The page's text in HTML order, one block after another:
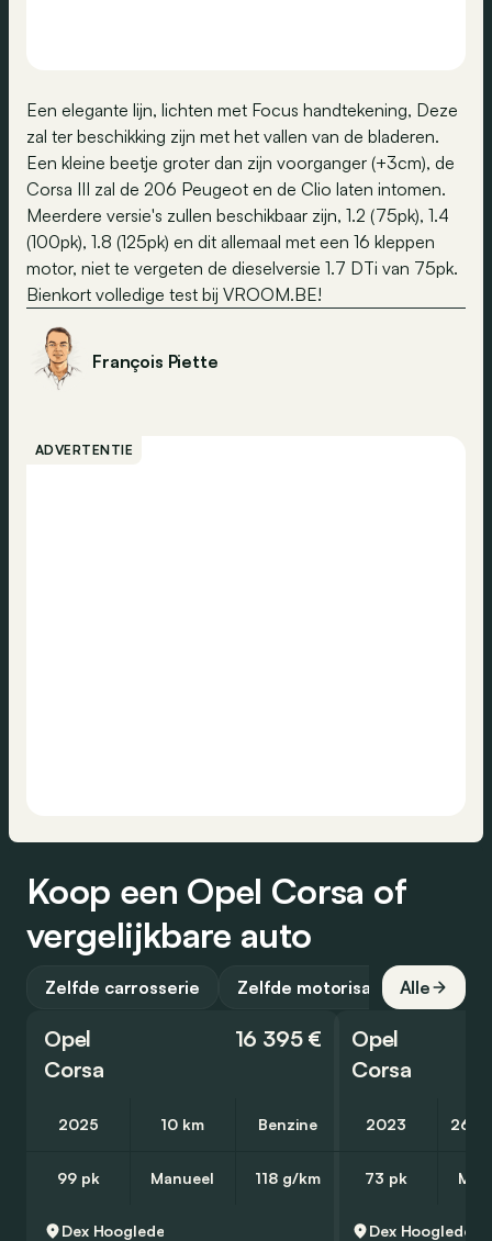
Een elegante lijn, lichten met Focus handtekening, Deze
zal ter beschikking zijn met het vallen van de bladeren.
Een kleine beetje groter dan zijn voorganger (+3cm), de
Corsa III zal de 206 Peugeot en de Clio laten intomen.
Meerdere versie's zullen beschikbaar zijn, 1.2 (75pk), 1.4
(100pk), 1.8 (125pk) en dit allemaal met een 16 kleppen
motor, niet te vergeten de dieselversie 1.7 DTi van 75pk.
Bienkort volledige test bij VROOM.BE!
François Piette
ADVERTENTIE
Koop een Opel Corsa of
vergelijkbare auto
Zelfde carrosserie Zelfde motorisatie Alle
Opel
Corsa
16 395 €
2025 10 km Benzine
99 pk Manueel 118 g/km
Dex Hooglede
Opel
Corsa
2023 26
73 pk
Dex Hooglede